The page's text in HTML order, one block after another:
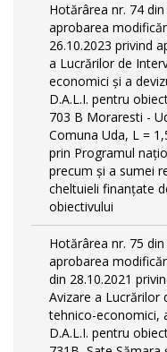
Hotărârea nr. 74
aprobarea
26.10.2023 privind
a Lucrărilor de
economici și a
D.A.L.I. pentru
703 B Moraresti -
Comuna Uda, L =
prin Programul
precum și a sumei
cheltuieli finanțate
obiectivului
Hotărârea nr. 75
aprobarea
din 28.10.2021
Avizare a Lucrărilor
tehnico-economici,
D.A.L.I. pentru